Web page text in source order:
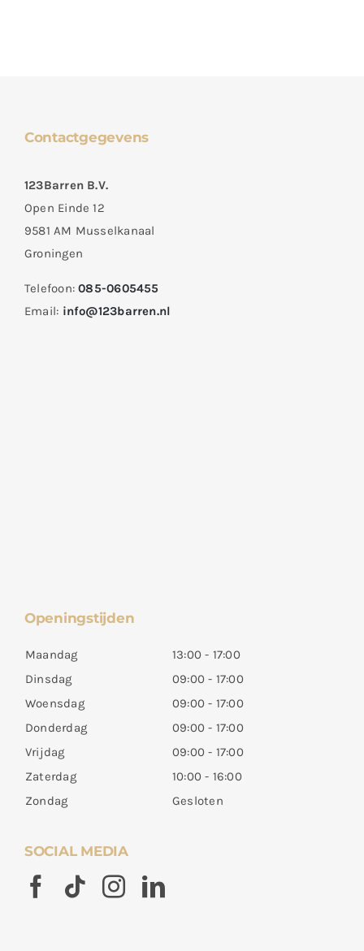
Contactgegevens
123Barren B.V.
Open Einde 12
9581 AM Musselkanaal
Groningen
Telefoon:085-0605455
Email: info@123barren.nl
Openingstijden
Maandag
13:00 - 17:00
Dinsdag
09:00 - 17:00
Woensdag
09:00 - 17:00
Donderdag
09:00 - 17:00
Vrijdag
09:00 - 17:00
Zaterdag
10:00 - 16:00
Zondag
Gesloten
SOCIAL MEDIA